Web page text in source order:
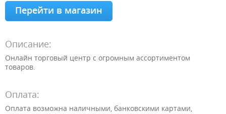
Перейти в магазин
Описание:
Онлайн торговый центр с огромным ассортиментом
товаров.
Оплата:
Оплата возможна наличными, банковскими картами,